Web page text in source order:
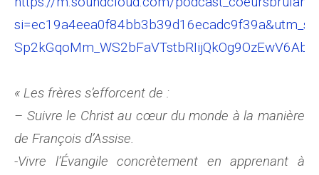
« Les frères s’efforcent de :
– Suivre le Christ au cœur du monde à la manière
de François d’Assise.
-Vivre l’Évangile concrètement en apprenant à